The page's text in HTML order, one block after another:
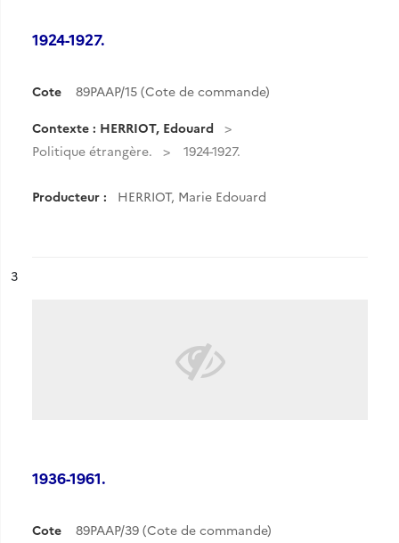
1924-1927.
Cote 89PAAP/15 (Cote de commande)
Contexte : HERRIOT, Edouard
Politique étrangère.
1924-1927.
Producteur : HERRIOT, Marie Edouard
n°
3
1936-1961.
Cote 89PAAP/39 (Cote de commande)